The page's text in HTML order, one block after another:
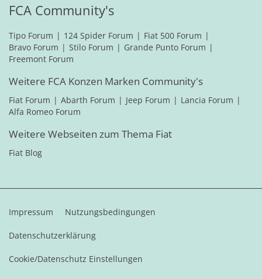
FCA Community's
Tipo Forum 124 Spider Forum
Fiat 500 Forum
Bravo Forum
Stilo Forum
Grande Punto Forum
Freemont Forum
Weitere FCA Konzen Marken Community's
Fiat Forum Abarth Forum Jeep Forum
Lancia Forum
Alfa Romeo Forum
Weitere Webseiten zum Thema Fiat
Fiat Blog
Impressum Nutzungsbedingungen
Datenschutzerklärung
Cookie/Datenschutz Einstellungen